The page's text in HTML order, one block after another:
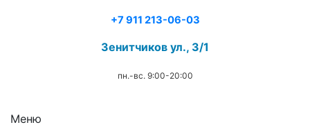
+7 911 213-06-03
Зенитчиков ул., 3/1
пн.-вс. 9:00-20:00
Меню